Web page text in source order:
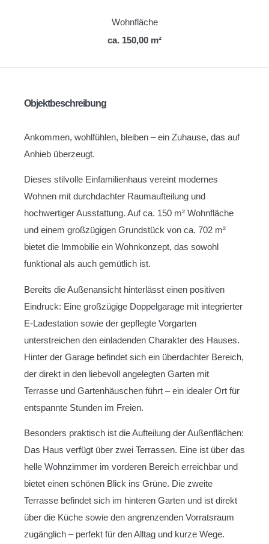
Wohnfläche
ca. 150,00 m²
Objektbeschreibung
Ankommen, wohlfühlen, bleiben – ein Zuhause, das auf
Anhieb überzeugt.
Dieses stilvolle Einfamilienhaus vereint modernes
Wohnen mit durchdachter Raumaufteilung und
hochwertiger Ausstattung. Auf ca. 150 m² Wohnfläche
und einem großzügigen Grundstück von ca. 702 m²
bietet die Immobilie ein Wohnkonzept, das sowohl
funktional als auch gemütlich ist.
Bereits die Außenansicht hinterlässt einen positiven
Eindruck: Eine großzügige Doppelgarage mit integrierter
E-Ladestation sowie der gepflegte Vorgarten
unterstreichen den einladenden Charakter des Hauses.
Hinter der Garage befindet sich ein überdachter Bereich,
der direkt in den liebevoll angelegten Garten mit
Terrasse und Gartenhäuschen führt – ein idealer Ort für
entspannte Stunden im Freien.
Besonders praktisch ist die Aufteilung der Außenflächen:
Das Haus verfügt über zwei Terrassen. Eine ist über das
helle Wohnzimmer im vorderen Bereich erreichbar und
bietet einen schönen Blick ins Grüne. Die zweite
Terrasse befindet sich im hinteren Garten und ist direkt
über die Küche sowie den angrenzenden Vorratsraum
zugänglich – perfekt für den Alltag und kurze Wege.